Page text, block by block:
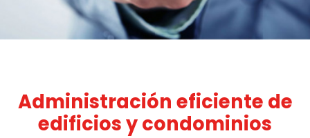
Administración eficiente de
edificios y condominios